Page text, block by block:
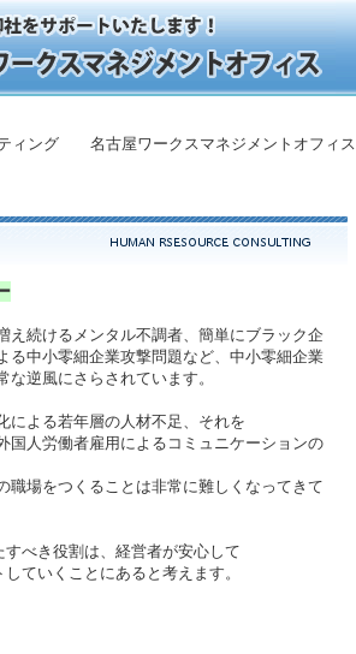
ィング 名古屋ワークスマネジメントオフィス
え続けるメンタル不調者、簡単にブラック企
る中小零細企業攻撃問題など、中小零細企業
逆風にさらされています。
による若年層の人材不足、それを
人労働者雇用によるコミュニケーションの
場をつくることは非常に難しくなってきて
べき役割は、経営者が安心して
ていくことにあると考えます。